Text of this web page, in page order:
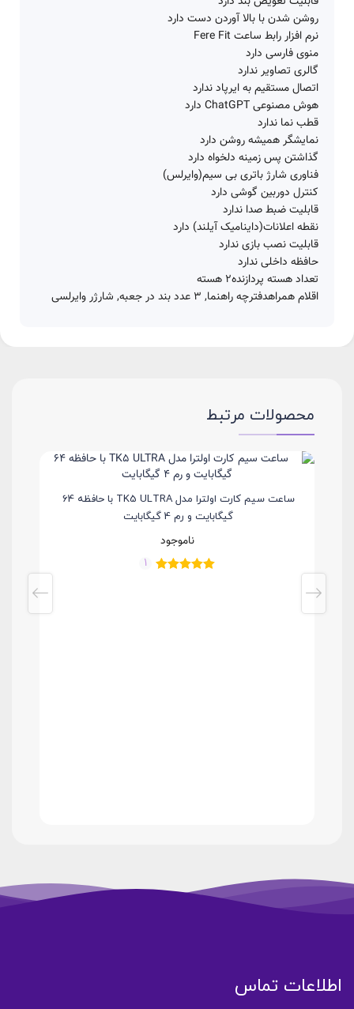
روشن شدن با بالا آوردن دست دارد
نرم افزار رابط ساعت Fere Fit
منوی فارسی دارد
گالری تصاویر ندارد
اتصال مستقیم به ایرپاد ندارد
هوش مصنوعی ChatGPT دارد
قطب نما ندارد
نمایشگر همیشه روشن دارد
گذاشتن پس زمینه دلخواه دارد
فناوری شارژ باتری بی سیم(وایرلس)
کنترل دوربین گوشی دارد
قابلیت ضبط صدا ندارد
نقطه اعلانات(داینامیک آیلند) دارد
قابلیت نصب بازی ندارد
حافظه داخلی ندارد
تعداد هسته پردازنده2 هسته
اقلام همراهدفترچه‌ راهنما, 3 عدد بند در جعبه, شارژر وایرلسی
محصولات مرتبط
ساعت سیم کارت اولترا مدل TK5 ULTRA با حافظه 64
گیگابایت و رم 4 گیگابایت
ناموجود
1
اطلاعات تماس